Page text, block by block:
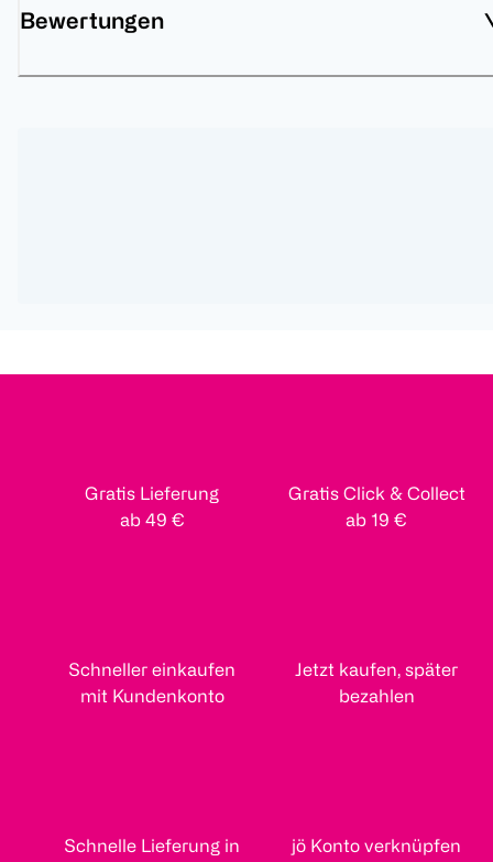
Bewertungen
Gratis Lieferung
ab 49 €
Gratis Click & Collect
ab 19 €
Schneller einkaufen
mit Kundenkonto
Jetzt kaufen, später
bezahlen
Schnelle Lieferung in
jö Konto verknüpfen